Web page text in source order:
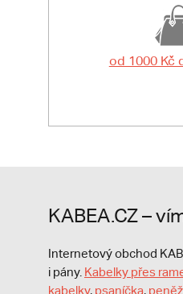
od 1000 Kč
KABEA.CZ –
Internetový obchod
i pány. Kabelky přes
kabelky, psaníčka,